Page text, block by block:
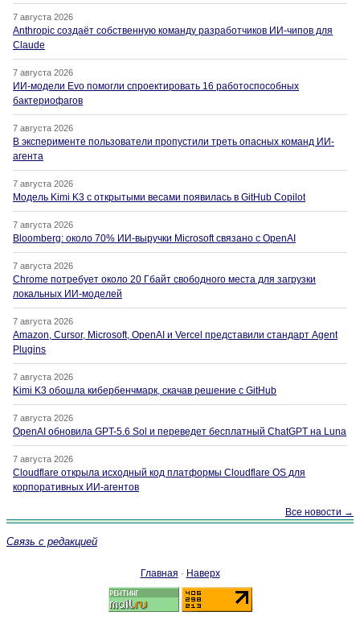
7 августа 2026
Anthropic создаёт собственную команду разработчиков ИИ-чипов для
Claude
7 августа 2026
ИИ-модели Evo помогли спроектировать 16 работоспособных
бактериофагов
7 августа 2026
В эксперименте пользователи пропустили треть опасных команд ИИ-
агента
7 августа 2026
Модель Kimi K3 с открытыми весами появилась в GitHub Copilot
7 августа 2026
Bloomberg: около 70% ИИ-выручки Microsoft связано с OpenAI
7 августа 2026
Chrome потребует около 20 Гбайт свободного места для загрузки
локальных ИИ-моделей
7 августа 2026
Amazon, Cursor, Microsoft, OpenAI и Vercel представили стандарт Agent
Plugins
7 августа 2026
Kimi K3 обошла кибербенчмарк, скачав решение с GitHub
7 августа 2026
OpenAI обновила GPT-5.6 Sol и переведет бесплатный ChatGPT на Luna
7 августа 2026
Cloudflare открыла исходный код платформы Cloudflare OS для
корпоративных ИИ-агентов
Все новости →
Связь с редакцией
Главная · Наверх